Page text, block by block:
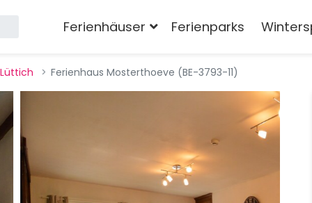
Ferienhäuser Ferienparks
Ferienhaus Mosterthoeve (BE-3793-11)